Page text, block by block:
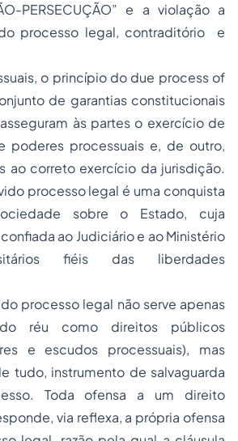
PERSECUÇÃO” e a violação a
processo legal, contraditório e
o princípio do due process of
de garantias constitucionais
às partes o exercício de
poderes processuais e, de outro,
ao correto exercício da jurisdição.
processo legal é uma conquista
sobre o Estado, cuja
ao Judiciário e ao Ministério
fiéis das liberdades
processo legal não serve apenas
réu como direitos públicos
e escudos processuais), mas
tudo, instrumento de salvaguarda
Toda ofensa a um direito
via reflexa, a própria ofensa